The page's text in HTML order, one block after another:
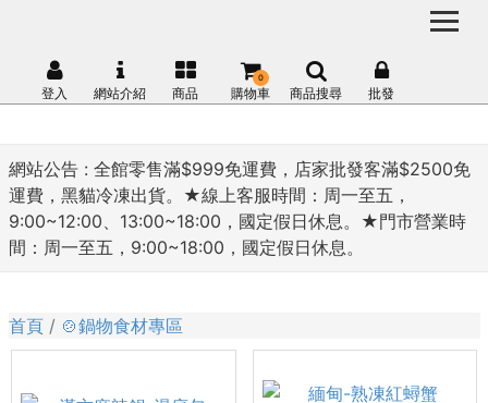
網站公告 : 全館零售滿$999免運費，店家批發客滿$2500免
運費，黑貓冷凍出貨。★線上客服時間：周一至五，
9:00~12:00、13:00~18:00，國定假日休息。★門市營業時
間：周一至五，9:00~18:00，國定假日休息。
登入 網站介紹 商品 購物車
0
商品搜尋 批發
首頁 🍲鍋物食材專區